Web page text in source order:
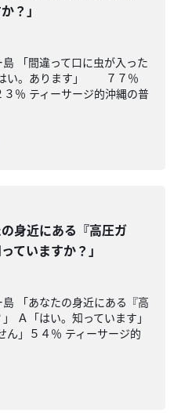
？」
「間違って口に虫が入った
はい。あります」 ７７％
％ ティーサージ的沖縄の普
の身近にある『高圧ガ
ていますか？」
「あなたの身近にある『高
Ａ「はい。知っています」
ん」５４％ ティーサージ的